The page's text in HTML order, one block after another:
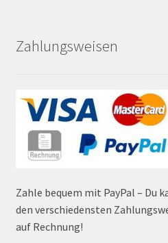
Zahlungsweisen
Zahle bequem mit PayPal – Du
den verschiedensten
auf Rechnung!